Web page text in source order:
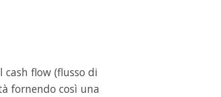
flow (flusso di
fornendo così una